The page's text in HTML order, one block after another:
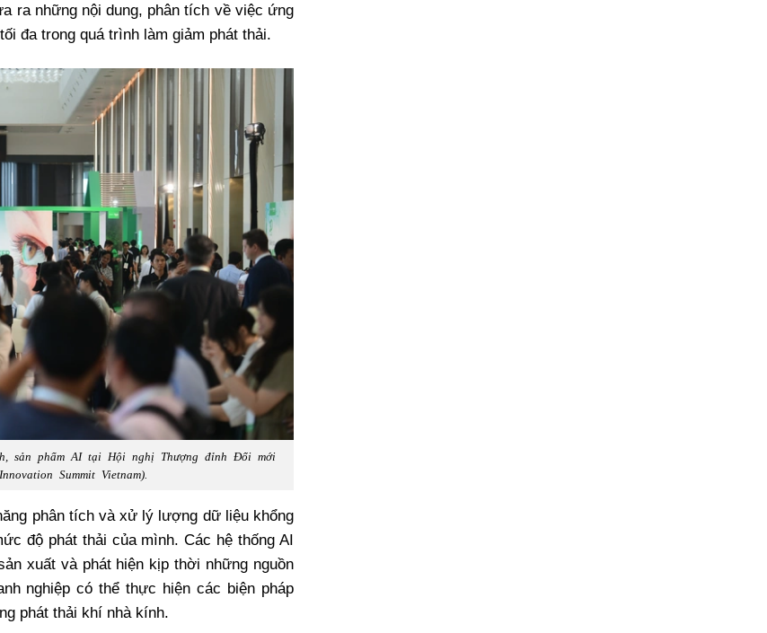
ra những nội dung, phân tích về việc ứng
đa trong quá trình làm giảm phát thải.
sản phẩm AI tại Hội nghị Thượng đỉnh Đổi mới
Summit Vietnam).
phân tích và xử lý lượng dữ liệu khổng
độ phát thải của mình. Các hệ thống AI
xuất và phát hiện kịp thời những nguồn
nghiệp có thể thực hiện các biện pháp
phát thải khí nhà kính.